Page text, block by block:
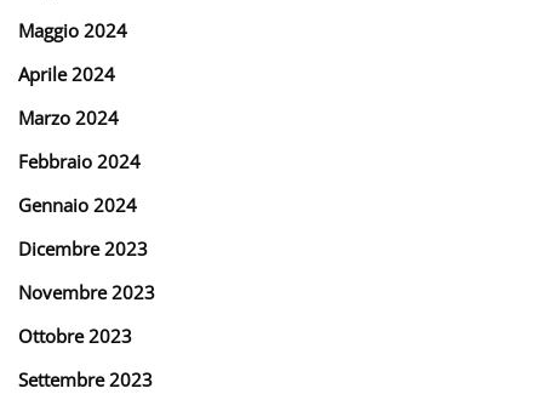
Maggio 2024
Aprile 2024
Marzo 2024
Febbraio 2024
Gennaio 2024
Dicembre 2023
Novembre 2023
Ottobre 2023
Settembre 2023